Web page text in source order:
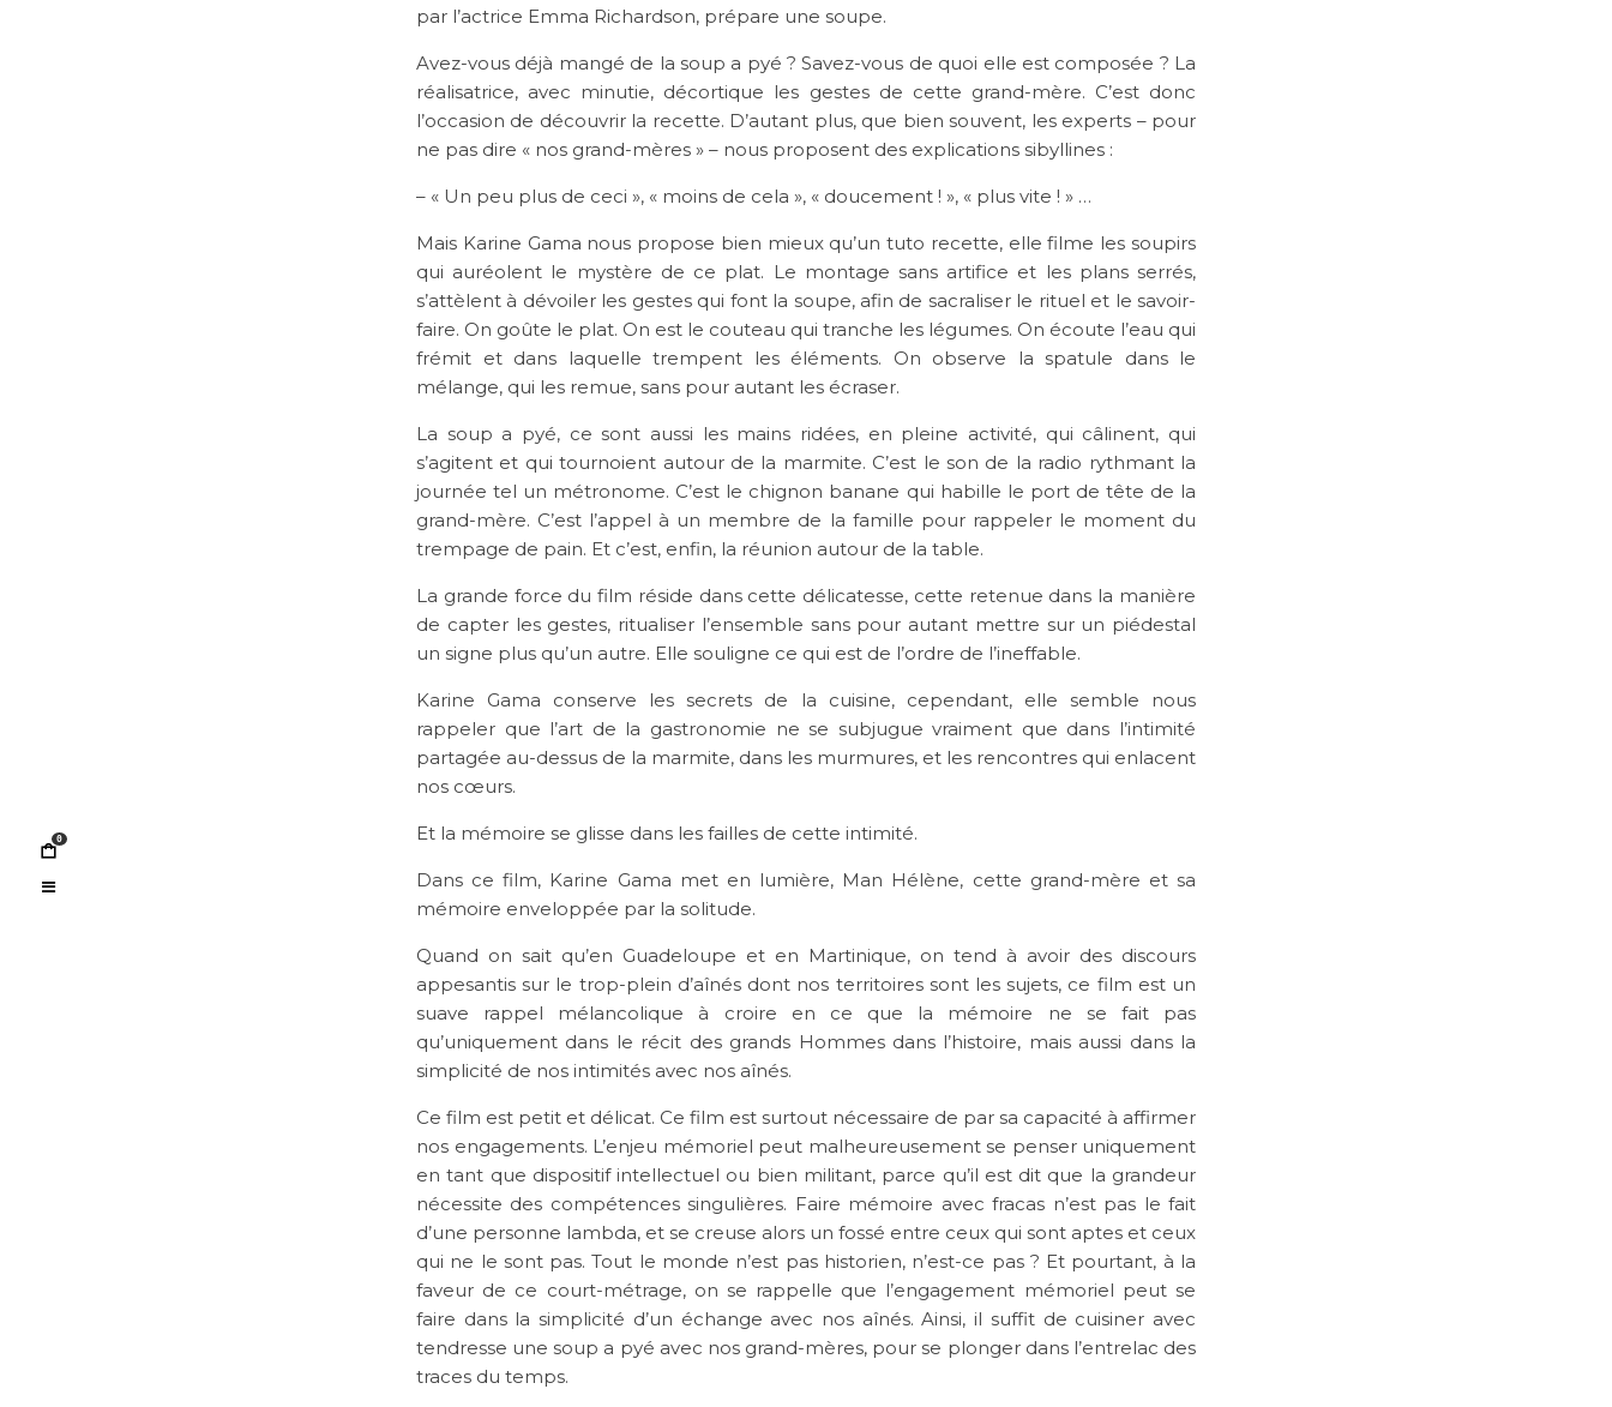
par l’actrice Emma Richardson, prépare une soupe.
Avez-vous déjà mangé de la soup a pyé ? Savez-vous de quoi elle est composée ? La
réalisatrice, avec minutie, décortique les gestes de cette grand-mère. C’est donc
l’occasion de découvrir la recette. D’autant plus, que bien souvent, les experts – pour
ne pas dire « nos grand-mères » – nous proposent des explications sibyllines :
– « Un peu plus de ceci », « moins de cela », « doucement ! », « plus vite ! » …
Mais Karine Gama nous propose bien mieux qu’un tuto recette, elle filme les soupirs
qui auréolent le mystère de ce plat. Le montage sans artifice et les plans serrés,
s’attèlent à dévoiler les gestes qui font la soupe, afin de sacraliser le rituel et le savoir-
faire. On goûte le plat. On est le couteau qui tranche les légumes. On écoute l’eau qui
frémit et dans laquelle trempent les éléments. On observe la spatule dans le
mélange, qui les remue, sans pour autant les écraser.
La soup a pyé, ce sont aussi les mains ridées, en pleine activité, qui câlinent, qui
s’agitent et qui tournoient autour de la marmite. C’est le son de la radio rythmant la
journée tel un métronome. C’est le chignon banane qui habille le port de tête de la
grand-mère. C’est l’appel à un membre de la famille pour rappeler le moment du
trempage de pain. Et c’est, enfin, la réunion autour de la table.
La grande force du film réside dans cette délicatesse, cette retenue dans la manière
de capter les gestes, ritualiser l’ensemble sans pour autant mettre sur un piédestal
un signe plus qu’un autre. Elle souligne ce qui est de l’ordre de l’ineffable.
Karine Gama conserve les secrets de la cuisine, cependant, elle semble nous
rappeler que l’art de la gastronomie ne se subjugue vraiment que dans l’intimité
partagée au-dessus de la marmite, dans les murmures, et les rencontres qui enlacent
nos cœurs.
Et la mémoire se glisse dans les failles de cette intimité.
Dans ce film, Karine Gama met en lumière, Man Hélène, cette grand-mère et sa
mémoire enveloppée par la solitude.
Quand on sait qu’en Guadeloupe et en Martinique, on tend à avoir des discours
appesantis sur le trop-plein d’aînés dont nos territoires sont les sujets, ce film est un
suave rappel mélancolique à croire en ce que la mémoire ne se fait pas
qu’uniquement dans le récit des grands Hommes dans l’histoire, mais aussi dans la
simplicité de nos intimités avec nos aînés.
Ce film est petit et délicat. Ce film est surtout nécessaire de par sa capacité à affirmer
nos engagements. L’enjeu mémoriel peut malheureusement se penser uniquement
en tant que dispositif intellectuel ou bien militant, parce qu’il est dit que la grandeur
nécessite des compétences singulières. Faire mémoire avec fracas n’est pas le fait
d’une personne lambda, et se creuse alors un fossé entre ceux qui sont aptes et ceux
qui ne le sont pas. Tout le monde n’est pas historien, n’est-ce pas ? Et pourtant, à la
faveur de ce court-métrage, on se rappelle que l’engagement mémoriel peut se
faire dans la simplicité d’un échange avec nos aînés. Ainsi, il suffit de cuisiner avec
tendresse une soup a pyé avec nos grand-mères, pour se plonger dans l’entrelac des
traces du temps.
0